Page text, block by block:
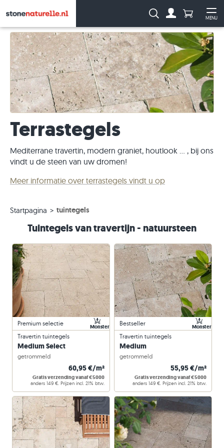
MENU
Zoeken: Aantal
Terrastegels
Mediterrane travertin, modern graniet, houtlook ... , bij ons
vindt u de steen van uw dromen!
Meer informatie over terrastegels vindt u op
Startpagina tuintegels
Tuintegels van travertijn - natuursteen
Travertin tuintegels
Medium Select
getrommeld
60,95 €/m²
Gratis verzending vanaf €5000
anders 149 €. Prijzen incl. 21% btw.
Premium selectie Monster
Travertin tuintegels
Medium
getrommeld
55,95 €/m²
Gratis verzending vanaf €5000
anders 149 €. Prijzen incl. 21% btw.
Bestseller Monster